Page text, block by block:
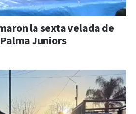
la sexta velada de
Juniors